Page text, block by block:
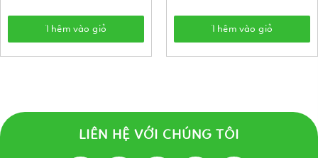
Thêm vào giỏ Thêm vào giỏ
LIÊN HỆ VỚI CHÚNG TÔI